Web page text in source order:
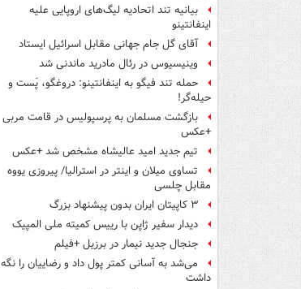
بیانیه تند اتحادیه لیگ‌های اروپایی علیه
اینفانتینو
آقای گل جام جهانی مقابل اسرائیل ایستاد
وینیسیوس در رئال مادرید ماندنی شد
حمله تند فیگو به اینفانتینو: دروغگو، پَست‌ و
حیله‌گر!
بازگشت مسلمان به پرسپولیس در قامت مربی
+عکس
تیم جدید امید عالیشاه مشخص شد +عکس
تساوی میلان و اینتر در استرالیا/ پیروزی یووه
مقابل چلسی
۳ کاپیتان ایران بدون پیشنهاد بزرگ
دیدار سفیر ژاپن با رییس کمیته ملی المپیک
جنجال جدید نیمار در برزیل +فیلم
می‌شد به آسانی کمتر پول داد و رضاییان را نگه
داشت